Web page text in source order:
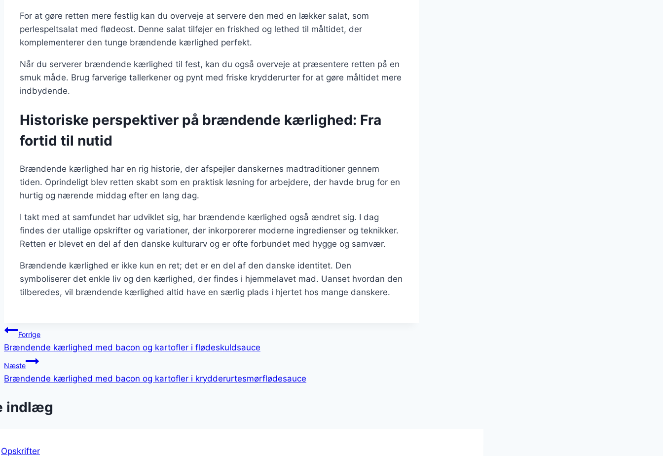
For at gøre retten mere festlig kan du overveje at servere den med en lækker salat, som
perlespeltsalat med flødeost. Denne salat tilføjer en friskhed og lethed til måltidet, der
komplementerer den tunge brændende kærlighed perfekt.
Når du serverer brændende kærlighed til fest, kan du også overveje at præsentere retten på en
smuk måde. Brug farverige tallerkener og pynt med friske krydderurter for at gøre måltidet mere
indbydende.
Historiske perspektiver på brændende kærlighed: Fra
fortid til nutid
Brændende kærlighed har en rig historie, der afspejler danskernes madtraditioner gennem
tiden. Oprindeligt blev retten skabt som en praktisk løsning for arbejdere, der havde brug for en
hurtig og nærende middag efter en lang dag.
I takt med at samfundet har udviklet sig, har brændende kærlighed også ændret sig. I dag
findes der utallige opskrifter og variationer, der inkorporerer moderne ingredienser og teknikker.
Retten er blevet en del af den danske kulturarv og er ofte forbundet med hygge og samvær.
Brændende kærlighed er ikke kun en ret; det er en del af den danske identitet. Den
symboliserer det enkle liv og den kærlighed, der findes i hjemmelavet mad. Uanset hvordan den
tilberedes, vil brændende kærlighed altid have en særlig plads i hjertet hos mange danskere.
Indlægsnavigation
Forrige
Brændende kærlighed med bacon og kartofler i flødeskuldsauce
Næste
Brændende kærlighed med bacon og kartofler i krydderurtesmørflødesauce
indlæg
Opskrifter